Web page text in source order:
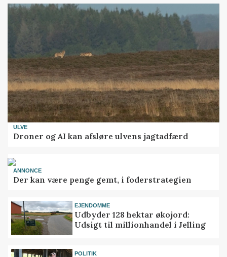
ULVE
Droner og AI kan afsløre ulvens jagtadfærd
ANNONCE
Der kan være penge gemt, i foderstrategien
EJENDOMME
Udbyder 128 hektar økojord:
Udsigt til millionhandel i Jelling
POLITIK